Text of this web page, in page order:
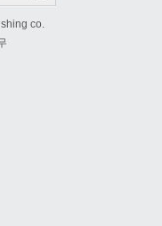
co.